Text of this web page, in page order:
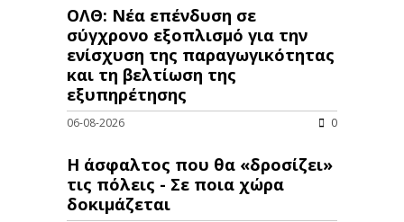
ΟΛΘ: Νέα επένδυση σε
σύγχρονο εξοπλισμό για την
ενίσχυση της παραγωγικότητας
και τη βελτίωση της
εξυπηρέτησης
06-08-2026 0
Η άσφαλτος που θα «δροσίζει»
τις πόλεις - Σε ποια χώρα
δοκιμάζεται